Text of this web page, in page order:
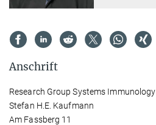
Anschrift
Research Group Systems Immunology
Stefan H.E. Kaufmann
Am Fassberg 11